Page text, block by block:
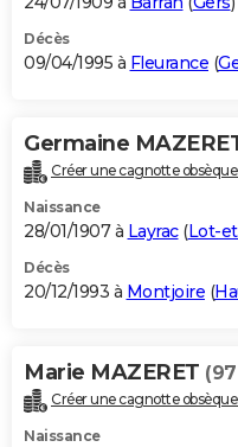
Décès
09/04/1995 à Fleurance (
Germaine
Créer une cagnotte
Naissance
28/01/1907 à Layrac(Lot-
Décès
20/12/1993 à Montjoire (
Marie MAZERET
Créer une cagnotte
Naissance